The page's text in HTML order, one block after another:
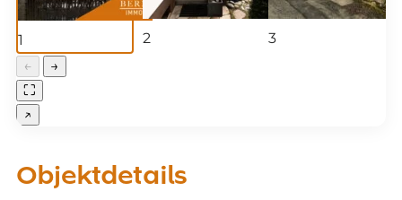
1 2 3
←
→
⛶
↗
Objektdetails